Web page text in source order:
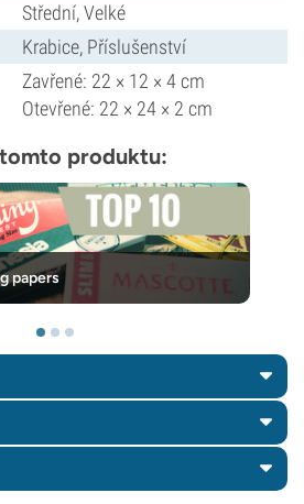
Střední, Velké
Krabice, Příslušenství
Zavřené: 22 × 12 × 4 cm
Otevřené: 22 × 24 × 2 cm
produktu:
papers